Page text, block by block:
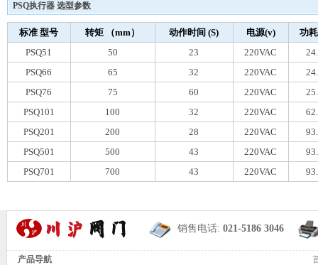
PSQ执行器 选型参数
标准 型号 转矩 （mm） 动作时间 (S) 电源(v)
功
PSQ51
50 23 220VAC
PSQ66
65 32 220VAC
PSQ76
75 60 220VAC
PSQ101
100 32 220VAC
PSQ201
200 28 220VAC
PSQ501
500 43 220VAC
PSQ701
700 43 220VAC
销售电话: 021-5186 3046
产品导航